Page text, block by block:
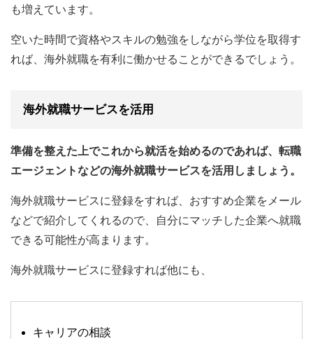
も増えています。
空いた時間で資格やスキルの勉強をしながら学位を取得す
れば、海外就職を有利に働かせることができるでしょう。
海外就職サービスを活用
準備を整えた上でこれから就活を始めるのであれば、転職
エージェントなどの海外就職サービスを活用しましょう。
海外就職サービスに登録をすれば、おすすめ企業をメール
などで紹介してくれるので、自分にマッチした企業へ就職
できる可能性が高まります。
海外就職サービスに登録すれば他にも、
キャリアの相談